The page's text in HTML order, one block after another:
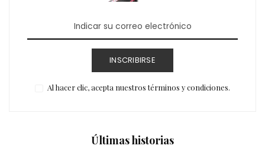
INSCRIBIRSE
Al hacer clic, acepta nuestros términos y condiciones.
Últimas historias